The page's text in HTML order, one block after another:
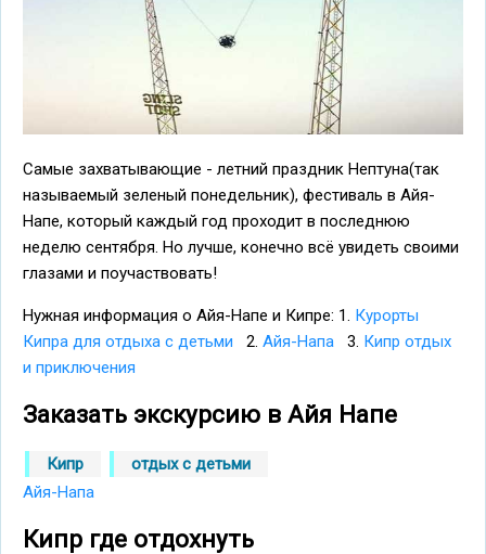
Самые захватывающие - летний праздник Нептуна(так
называемый зеленый понедельник), фестиваль в Айя-
Напе, который каждый год проходит в последнюю
неделю сентября. Но лучше, конечно всё увидеть своими
глазами и поучаствовать!
Нужная информация о Айя-Напе и Кипре: 1. Курорты
Кипра для отдыха с детьми 2. Айя-Напа 3. Кипр отдых
и приключения
Заказать экскурсию в Айя Напе
Кипр
отдых с детьми
Айя-Напа
Кипр где отдохнуть